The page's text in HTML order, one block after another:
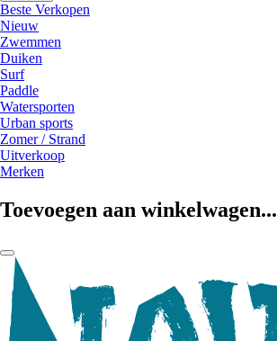
Beste Verkopen
Nieuw
Zwemmen
Duiken
Surf
Paddle
Watersporten
Urban sports
Zomer / Strand
Uitverkoop
Merken
Toevoegen aan winkelwagen...